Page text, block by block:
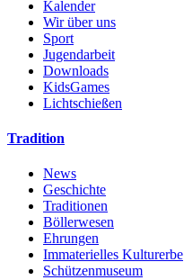
Kalender
Wir über uns
Sport
Jugendarbeit
Downloads
KidsGames
Lichtschießen
Tradition
News
Geschichte
Traditionen
Böllerwesen
Ehrungen
Immaterielles Kulturerbe
Schützenmuseum